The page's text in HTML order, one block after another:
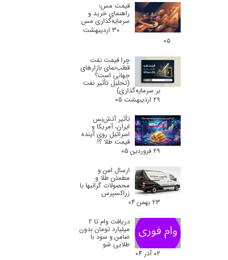
قیمت مس؛
راهنمای خرید و
سرمایه‌گذاری مس
۳۰ اردیبهشت
۰۵
چرا قیمت نفت
قطب‌نمای بازارهای
جهانی است؟
(تحلیل تأثیر نفت
بر سرمایه‌گذاری)
۲۹ اردیبهشت ۰۵
تأثیر آتش‌بس
ایران، آمریکا و
اسرائیل روی آینده
قیمت طلا ؟!
۲۹ فروردین ۰۵
ارسال امن و
مطمئن طلا و
محصولات گرانبها با
زراکسپرس
۲۳ بهمن ۰۴
دریافت وام تا 2
میلیارد تومان بدون
ضامن و سود با
طلایی شو
۰۲ آذر ۰۴